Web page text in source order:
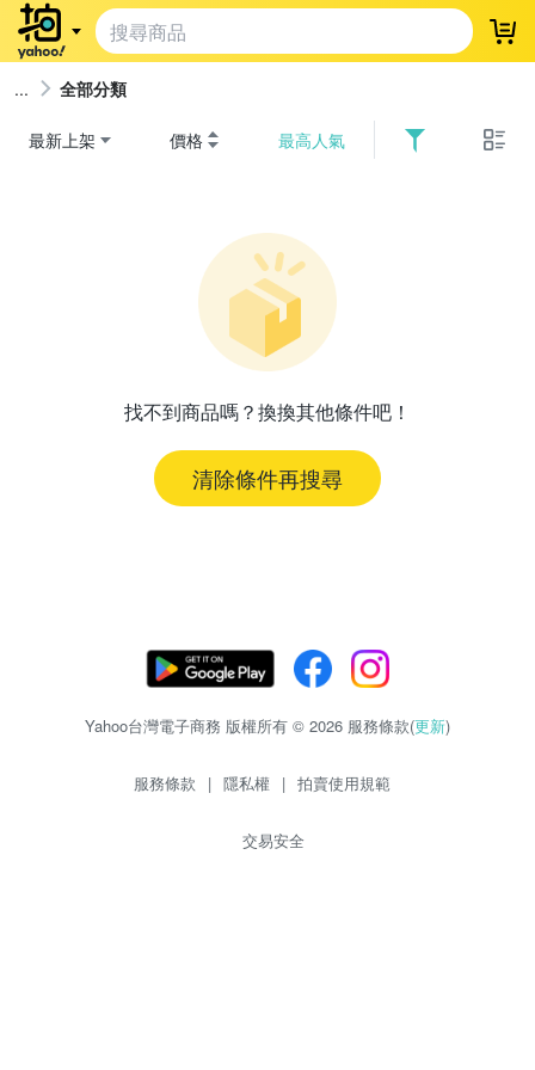
登
全部分類
最新上架 價格 最高人氣
找不到商品嗎？換換其他條件吧！
清除條件再搜尋
Yahoo台灣電子商務 版權所有 © 2026 服務條款(更新)
服務條款 | 隱私權 | 拍賣使用規範
交易安全